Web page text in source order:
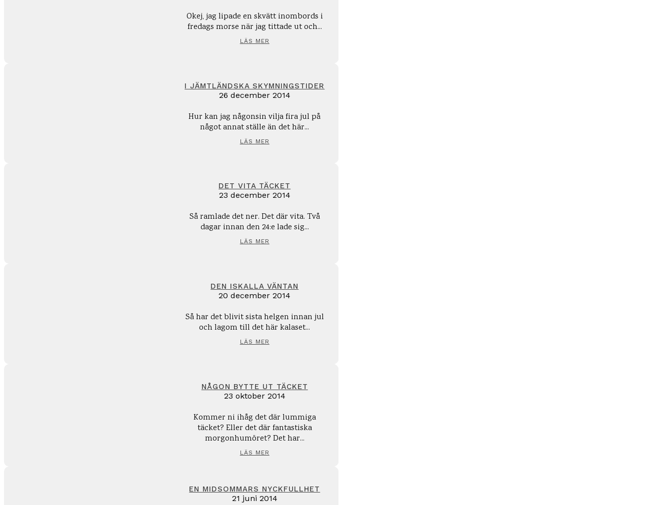
Okej, jag lipade en skvätt inombords i
fredags morse när jag tittade ut och...
LÄS MER
I JÄMTLÄNDSKA SKYMNINGSTIDER
26 december 2014
Hur kan jag någonsin vilja fira jul på
något annat ställe än det här...
LÄS MER
DET VITA TÄCKET
23 december 2014
Så ramlade det ner. Det där vita. Två
dagar innan den 24:e lade sig...
LÄS MER
DEN ISKALLA VÄNTAN
20 december 2014
Så har det blivit sista helgen innan jul
och lagom till det här kalaset...
LÄS MER
NÅGON BYTTE UT TÄCKET
23 oktober 2014
Kommer ni ihåg det där lummiga
täcket? Eller det där fantastiska
morgonhumöret? Det har...
LÄS MER
EN MIDSOMMARS NYCKFULLHET
21 juni 2014